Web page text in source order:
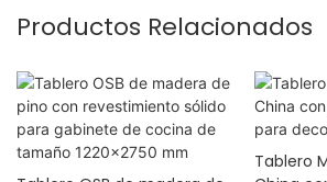
Productos Relacionados
Tablero